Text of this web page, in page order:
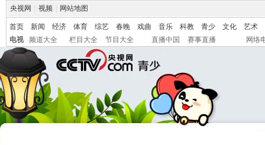
央视网 视频 网站地图
首页 新闻 经济 体育 综艺 春晚 戏曲 音乐 科教 青少 文化
艺术
电视
频道大全 栏目大全 节目大全 直播中国 赛事直播 网络